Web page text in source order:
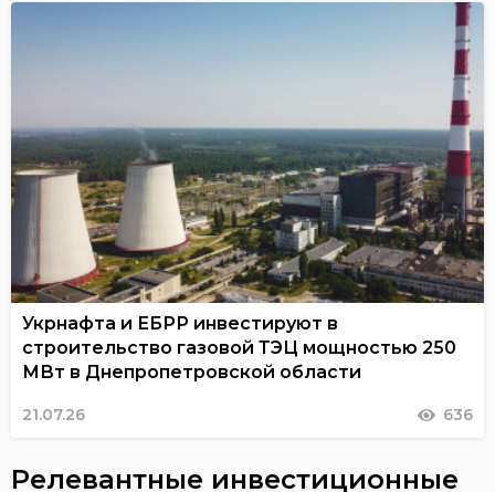
Укрнафта и ЕБРР инвестируют в
строительство газовой ТЭЦ мощностью 250
МВт в Днепропетровской области
21.07.26 636
Релевантные инвестиционные